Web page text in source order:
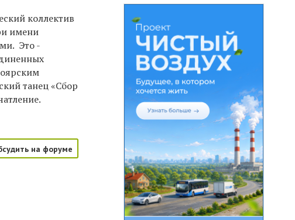
коллектив
имени
Это -
танец «Сбор
на форуме